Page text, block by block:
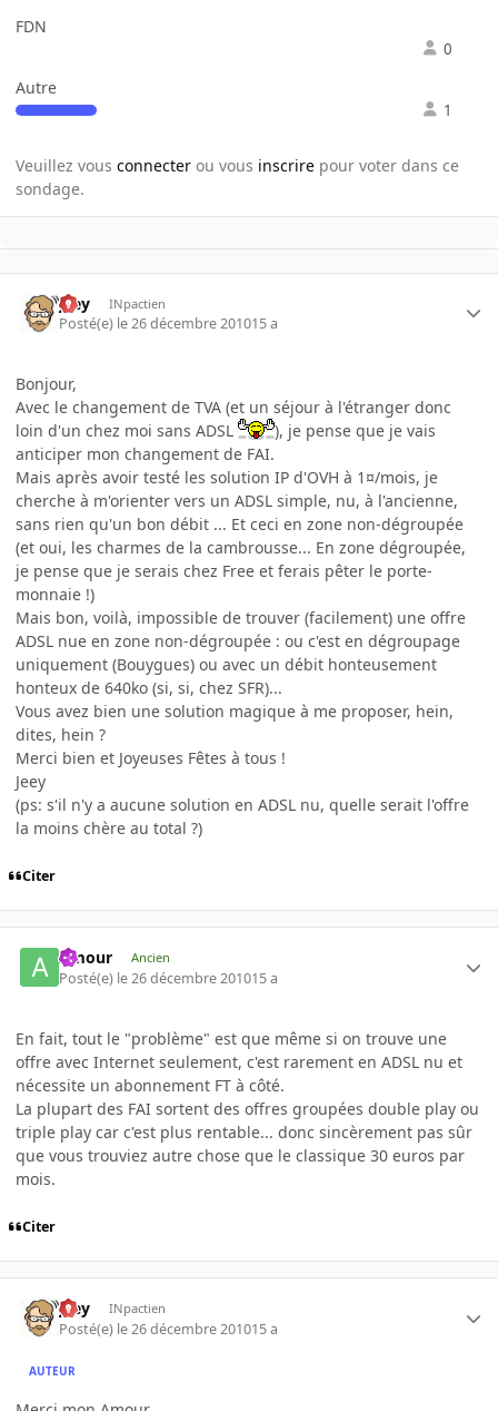
FDN
0
Autre
1
Veuillez vous connecter ou vous inscrire pour voter dans ce
sondage.
jeey INpactien
Posté(e) le 26 décembre 201015 a
Bonjour,
Avec le changement de TVA (et un séjour à l'étranger donc
loin d'un chez moi sans ADSL
), je pense que je vais
anticiper mon changement de FAI.
Mais après avoir testé les solution IP d'OVH à 1¤/mois, je
cherche à m'orienter vers un ADSL simple, nu, à l'ancienne,
sans rien qu'un bon débit ... Et ceci en zone non-dégroupée
(et oui, les charmes de la cambrousse... En zone dégroupée,
je pense que je serais chez Free et ferais pêter le porte-
monnaie !)
Mais bon, voilà, impossible de trouver (facilement) une offre
ADSL nue en zone non-dégroupée : ou c'est en dégroupage
uniquement (Bouygues) ou avec un débit honteusement
honteux de 640ko (si, si, chez SFR)...
Vous avez bien une solution magique à me proposer, hein,
dites, hein ?
Merci bien et Joyeuses Fêtes à tous !
Jeey
(ps: s'il n'y a aucune solution en ADSL nu, quelle serait l'offre
la moins chère au total ?)
Citer
Amour Ancien
Posté(e) le 26 décembre 201015 a
En fait, tout le "problème" est que même si on trouve une
offre avec Internet seulement, c'est rarement en ADSL nu et
nécessite un abonnement FT à côté.
La plupart des FAI sortent des offres groupées double play ou
triple play car c'est plus rentable... donc sincèrement pas sûr
que vous trouviez autre chose que le classique 30 euros par
mois.
Citer
jeey INpactien
Posté(e) le 26 décembre 201015 a
AUTEUR